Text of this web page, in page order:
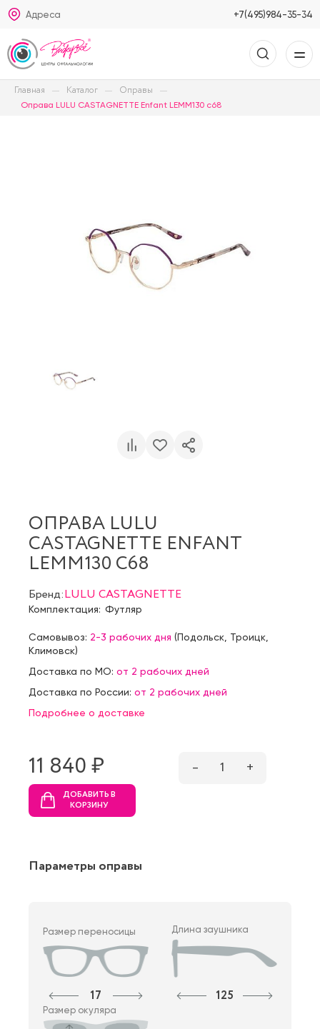
Адреса +7(495)984-35-34
Главная Каталог Оправы
Оправа LULU CASTAGNETTE Enfant LEMM130 c68
ОПРАВА LULU
CASTAGNETTE ENFANT
LEMM130 C68
Бренд:LULU CASTAGNETTE
Комплектация: Футляр
Самовывоз: 2-3 рабочих дня (Подольск Троицк
Климовск)
Доставка по МО: от 2 рабочих дней
Доставка по России: от 2 рабочих дней
Подробнее о доставке
11 840 ₷ – 1 +
ДОБАВИТЬ В
КОРЗИНУ
Параметры оправы
Размер переносицы
17
Длина заушника
125
Размер окуляра